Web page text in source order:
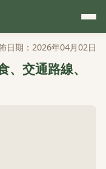
日期：2026年04月02日
交通路線、